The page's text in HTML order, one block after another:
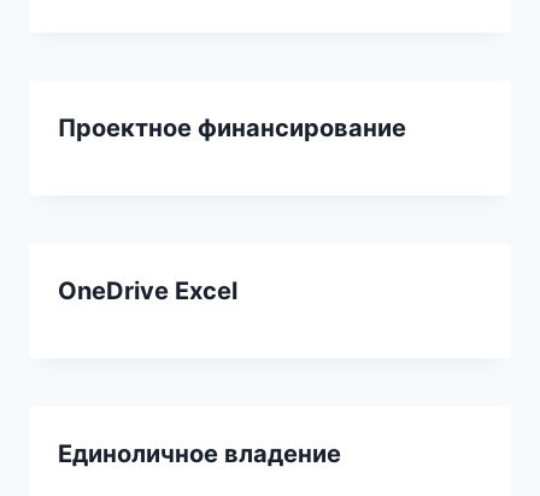
Проектное финансирование
OneDrive Excel
Единоличное владение